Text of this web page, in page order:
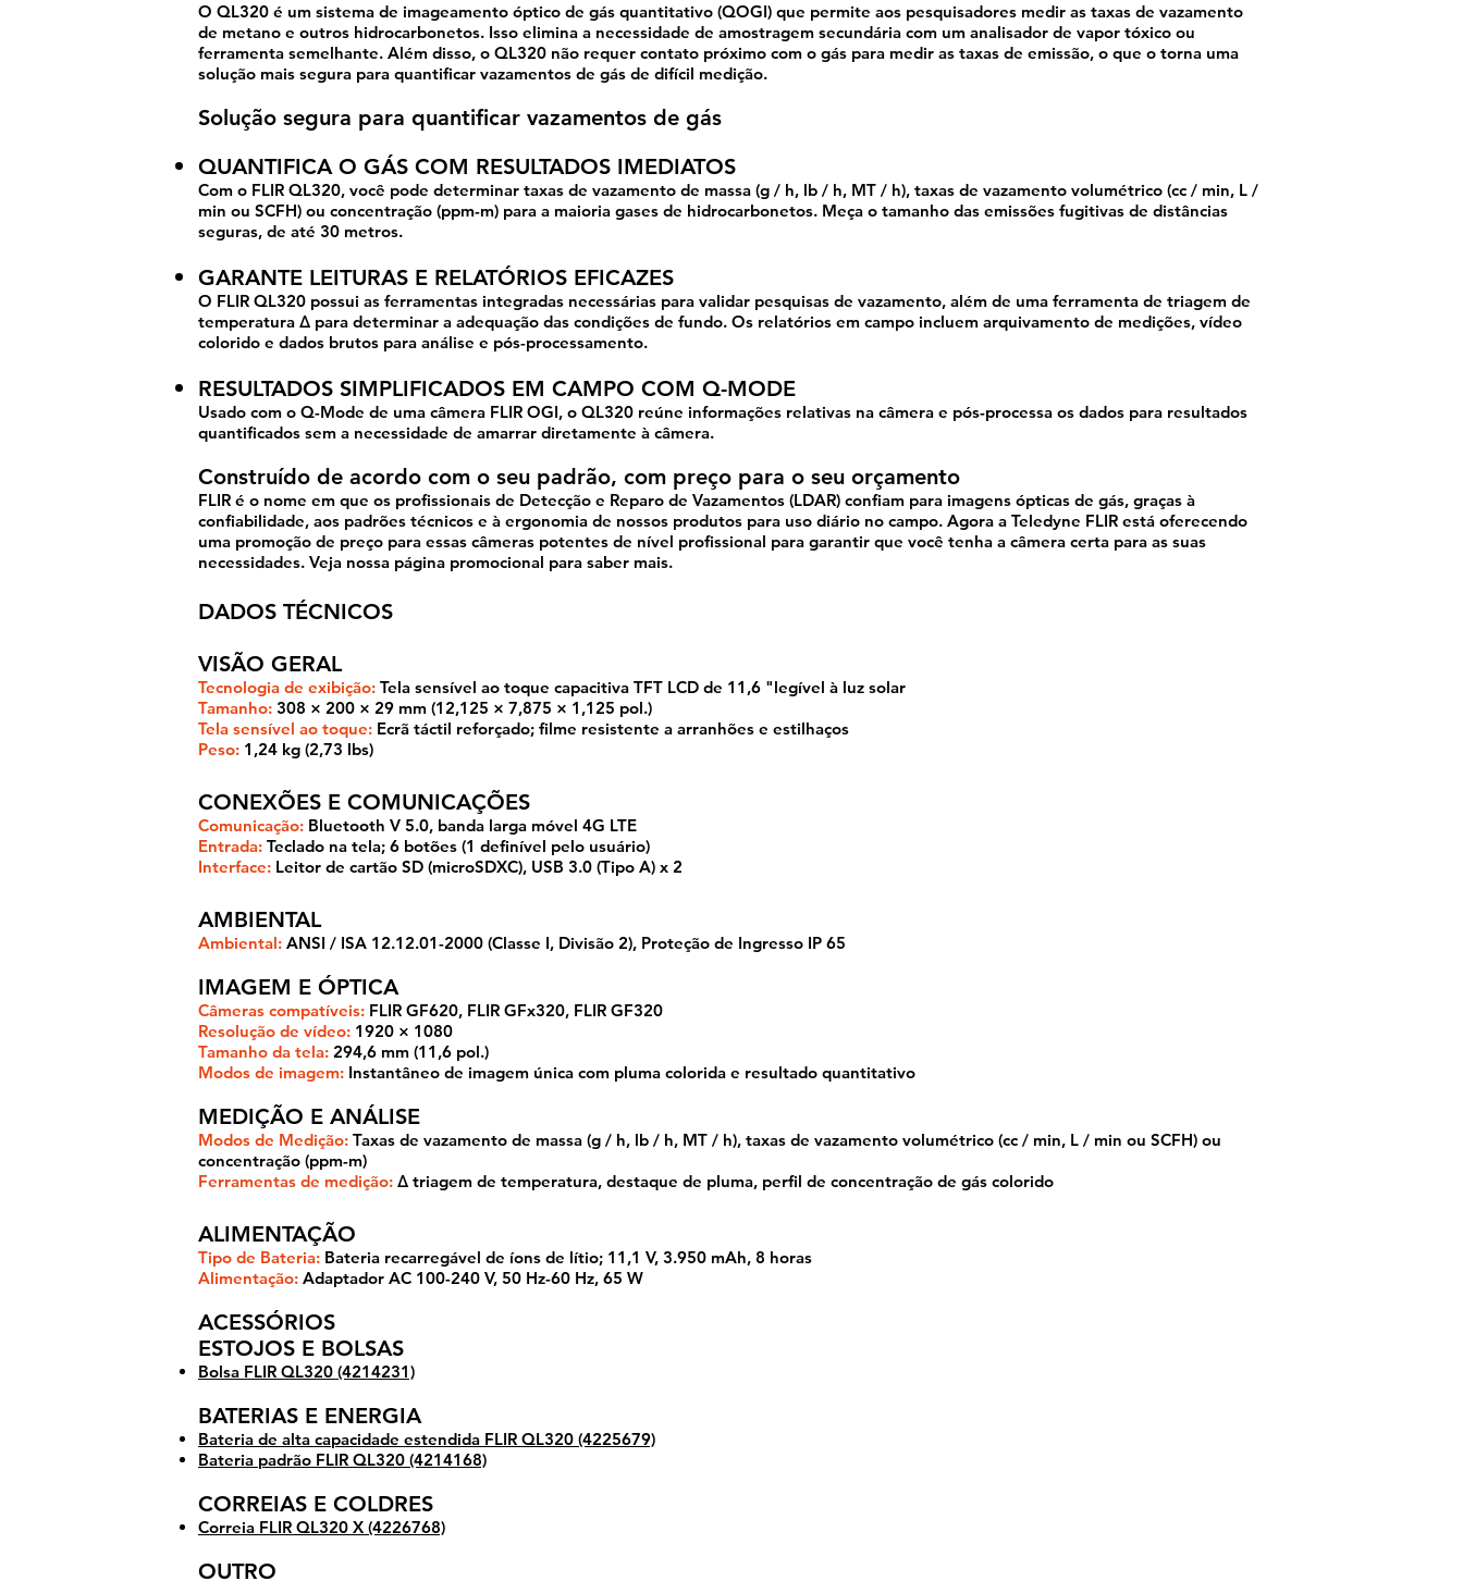
O QL320 é um sistema de imageamento óptico de gás quantitativo (QOGI) que permite aos pesquisadores medir as taxas de vazamento
de metano e outros hidrocarbonetos. Isso elimina a necessidade de amostragem secundária com um analisador de vapor tóxico ou
ferramenta semelhante. Além disso, o QL320 não requer contato próximo com o gás para medir as taxas de emissão, o que o torna uma
solução mais segura para quantificar vazamentos de gás de difícil medição.
Solução segura para quantificar vazamentos de gás
QUANTIFICA O GÁS COM RESULTADOS IMEDIATOS
Com o FLIR QL320, você pode determinar taxas de vazamento de massa (g / h, lb / h, MT / h), taxas de vazamento volumétrico (cc / min, L /
min ou SCFH) ou concentração (ppm-m) para a maioria gases de hidrocarbonetos. Meça o tamanho das emissões fugitivas de distâncias
seguras, de até 30 metros.
GARANTE LEITURAS E RELATÓRIOS EFICAZES
O FLIR QL320 possui as ferramentas integradas necessárias para validar pesquisas de vazamento, além de uma ferramenta de triagem de
temperatura Δ para determinar a adequação das condições de fundo. Os relatórios em campo incluem arquivamento de medições, vídeo
colorido e dados brutos para análise e pós-processamento.
RESULTADOS SIMPLIFICADOS EM CAMPO COM Q-MODE
Usado com o Q-Mode de uma câmera FLIR OGI, o QL320 reúne informações relativas na câmera e pós-processa os dados para resultados
quantificados sem a necessidade de amarrar diretamente à câmera.
Construído de acordo com o seu padrão, com preço para o seu orçamento
FLIR é o nome em que os profissionais de Detecção e Reparo de Vazamentos (LDAR) confiam para imagens ópticas de gás, graças à
confiabilidade, aos padrões técnicos e à ergonomia de nossos produtos para uso diário no campo. Agora a Teledyne FLIR está oferecendo
uma promoção de preço para essas câmeras potentes de nível profissional para garantir que você tenha a câmera certa para as suas
necessidades. Veja nossa página promocional para saber mais.
DADOS TÉCNICOS
VISÃO GERAL
Tecnologia de exibição: Tela sensível ao toque capacitiva TFT LCD de 11,6 "legível à luz solar
Tamanho: 308 × 200 × 29 mm (12,125 × 7,875 × 1,125 pol.)
Tela sensível ao toque: Ecrã táctil reforçado; filme resistente a arranhões e estilhaços
Peso: 1,24 kg (2,73 lbs)
CONEXÕES E COMUNICAÇÕES
Comunicação: Bluetooth V 5.0, banda larga móvel 4G LTE
Entrada: Teclado na tela; 6 botões (1 definível pelo usuário)
Interface: Leitor de cartão SD (microSDXC), USB 3.0 (Tipo A) x 2
AMBIENTAL
Ambiental: ANSI / ISA 12.12.01-2000 (Classe I, Divisão 2), Proteção de Ingresso IP 65
IMAGEM E ÓPTICA
Câmeras compatíveis: FLIR GF620, FLIR GFx320, FLIR GF320
Resolução de vídeo: 1920 × 1080
Tamanho da tela: 294,6 mm (11,6 pol.)
Modos de imagem: Instantâneo de imagem única com pluma colorida e resultado quantitativo
MEDIÇÃO E ANÁLISE
Modos de Medição: Taxas de vazamento de massa (g / h, lb / h, MT / h), taxas de vazamento volumétrico (cc / min, L / min ou SCFH) ou
concentração (ppm-m)
Ferramentas de medição: Δ triagem de temperatura, destaque de pluma, perfil de concentração de gás colorido
ALIMENTAÇÃO
Tipo de Bateria: Bateria recarregável de íons de lítio; 11,1 V, 3.950 mAh, 8 horas
Alimentação: Adaptador AC 100-240 V, 50 Hz-60 Hz, 65 W
ACESSÓRIOS
ESTOJOS E BOLSAS
Bolsa FLIR QL320 (4214231)
BATERIAS E ENERGIA
Bateria de alta capacidade estendida FLIR QL320 (4225679)
Bateria padrão FLIR QL320 (4214168)
CORREIAS E COLDRES
Correia FLIR QL320 X (4226768)
OUTRO